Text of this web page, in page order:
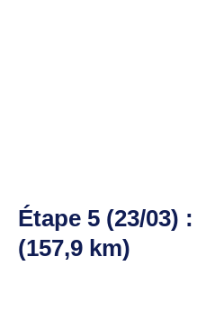
Étape 5 (23/03)
(157,9 km)